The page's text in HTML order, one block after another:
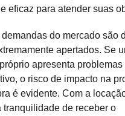
eficaz para atender suas
do mercado são
apertados. Se
apresenta problemas
o risco de impacto na
é evidente. Com a
tranquilidade de receber o